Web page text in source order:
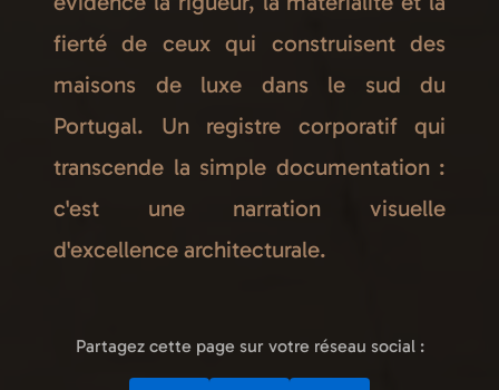
fierté de ceux qui construisent des
maisons de luxe dans le sud du
Portugal. Un registre corporatif qui
transcende la simple documentation :
c'est une narration visuelle
d'excellence architecturale.
Partagez cette page sur votre réseau social :